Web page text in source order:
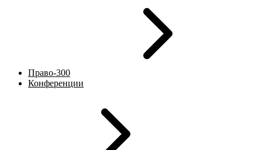
Право-300
Конференции